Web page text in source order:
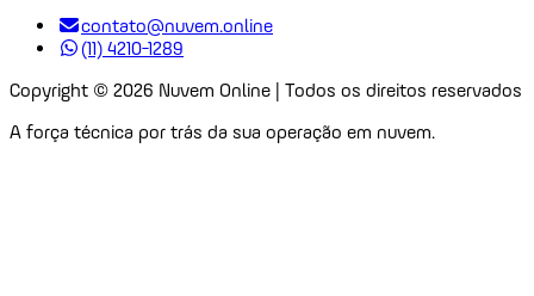
contato@nuvem.online
(11) 4210-1289
Copyright © 2026 Nuvem Online | Todos os direitos reservados
A força técnica por trás da sua operação em nuvem.